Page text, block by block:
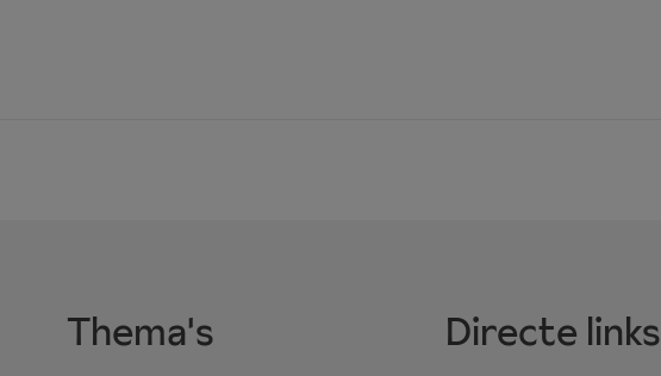
Thema's Directe links